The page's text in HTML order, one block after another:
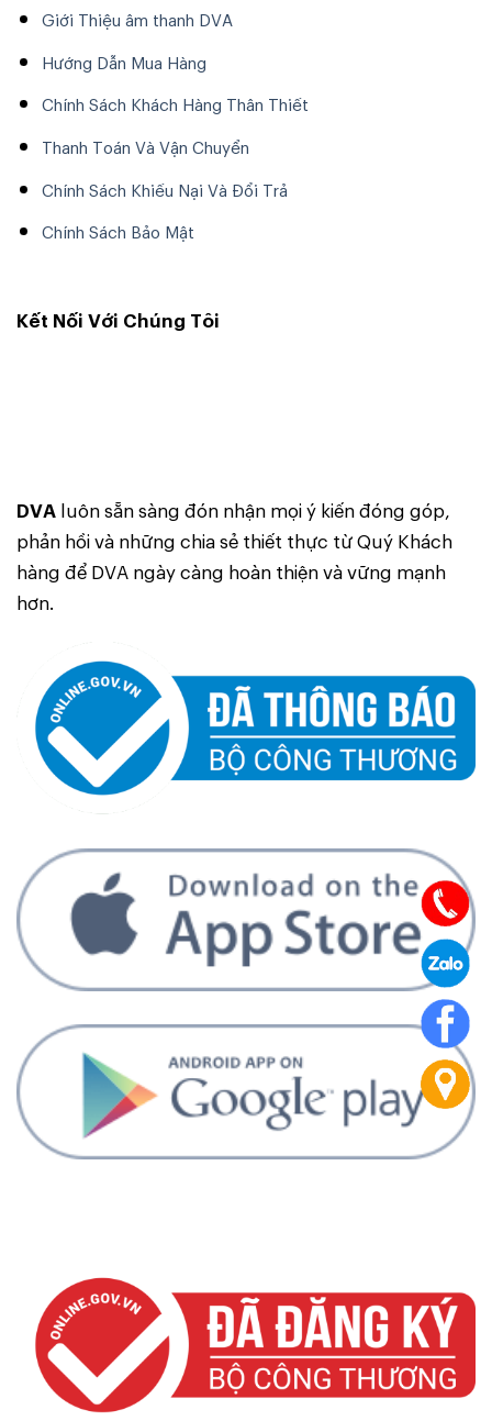
Giới Thiệu âm thanh DVA
Hướng Dẫn Mua Hàng
Chính Sách Khách Hàng Thân Thiết
Thanh Toán Và Vận Chuyển
Chính Sách Khiếu Nại Và Đổi Trả
Chính Sách Bảo Mật
Kết Nối Với Chúng Tôi
DVA luôn sẵn sàng đón nhận mọi ý kiến đóng góp,
phản hồi và những chia sẻ thiết thực từ Quý Khách
hàng để DVA ngày càng hoàn thiện và vững mạnh
hơn.